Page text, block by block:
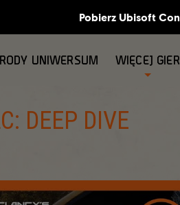
UNIWERSUM WIĘCEJ GIER
DEEP DIVE